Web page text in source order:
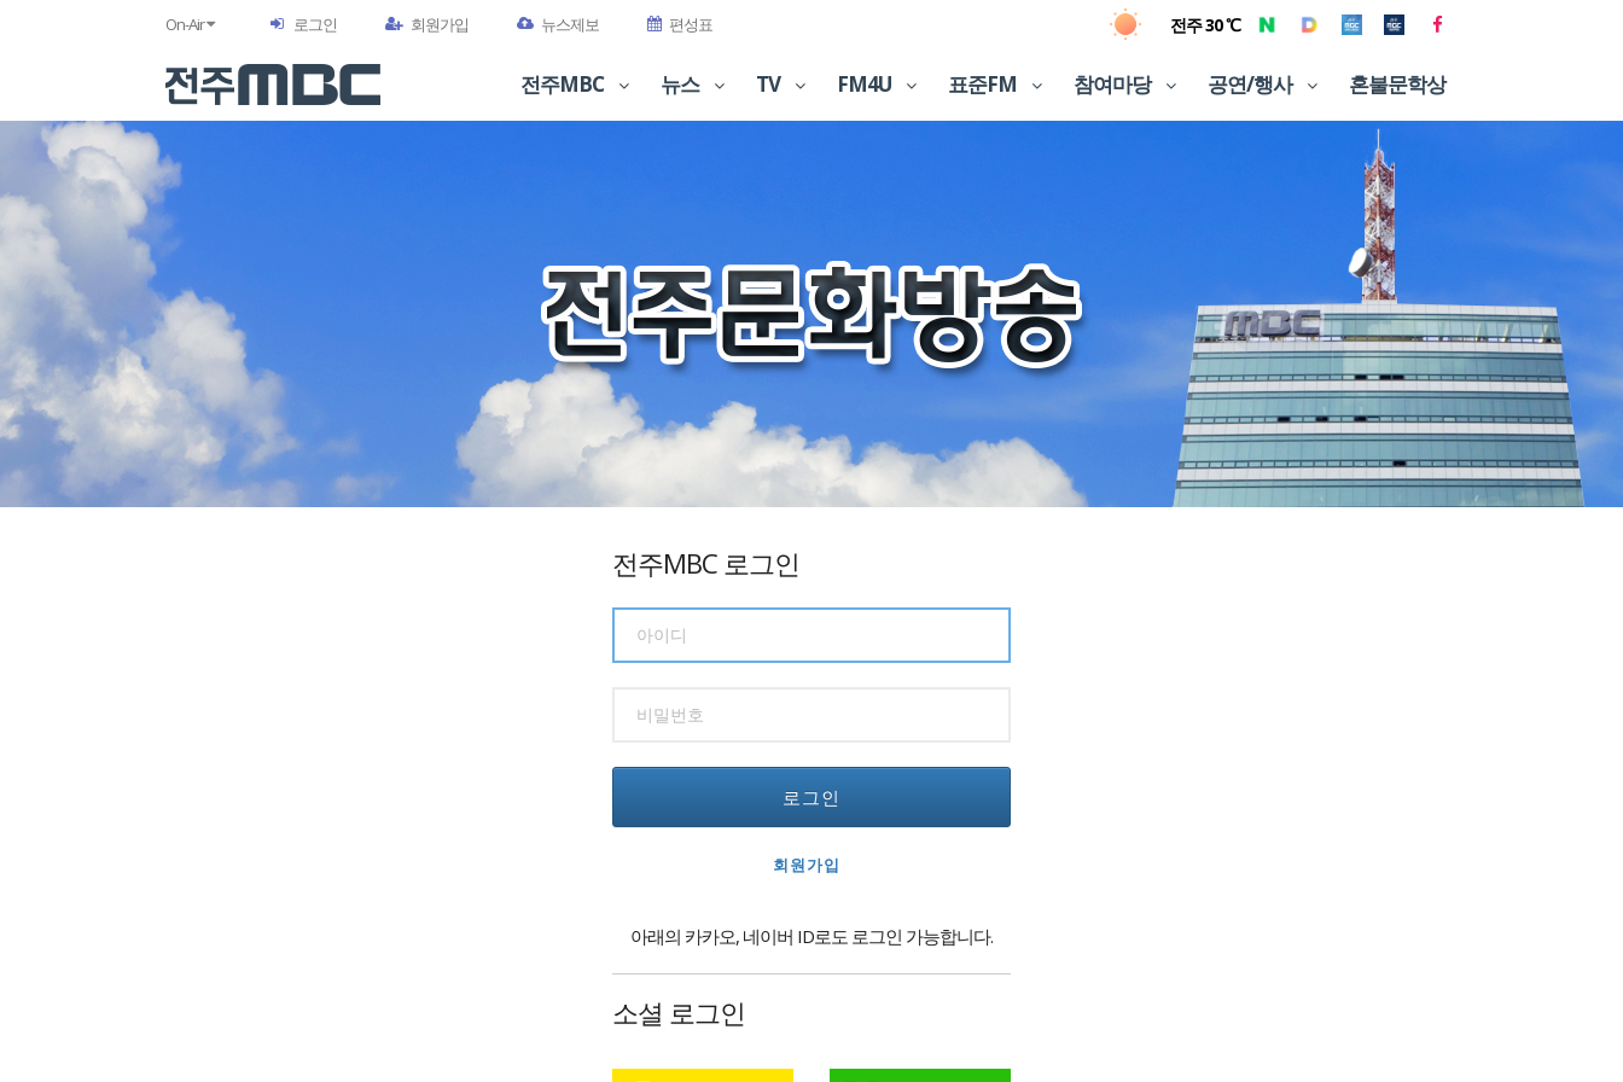
On-Air 로그인 회원가입 뉴스제보 편성표 전주 30 ℃
전주MBC 뉴스 TV FM4U 표준FM 참여마당 공연/행사 혼불문학상
전주MBC 로그인
로그인
회원가입
아래의 카카오, 네이버 ID로도 로그인 가능합니다.
소셜 로그인